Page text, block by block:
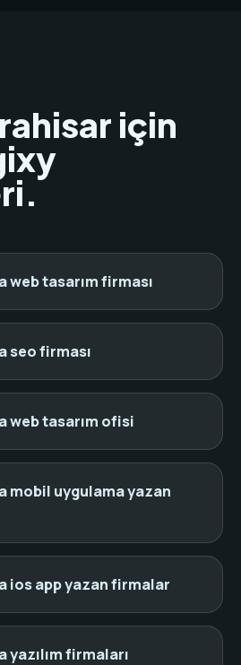
için
tasarım firması
seo firması
web tasarım ofisi
mobil uygulama yazan
ios app yazan firmalar
firmaları